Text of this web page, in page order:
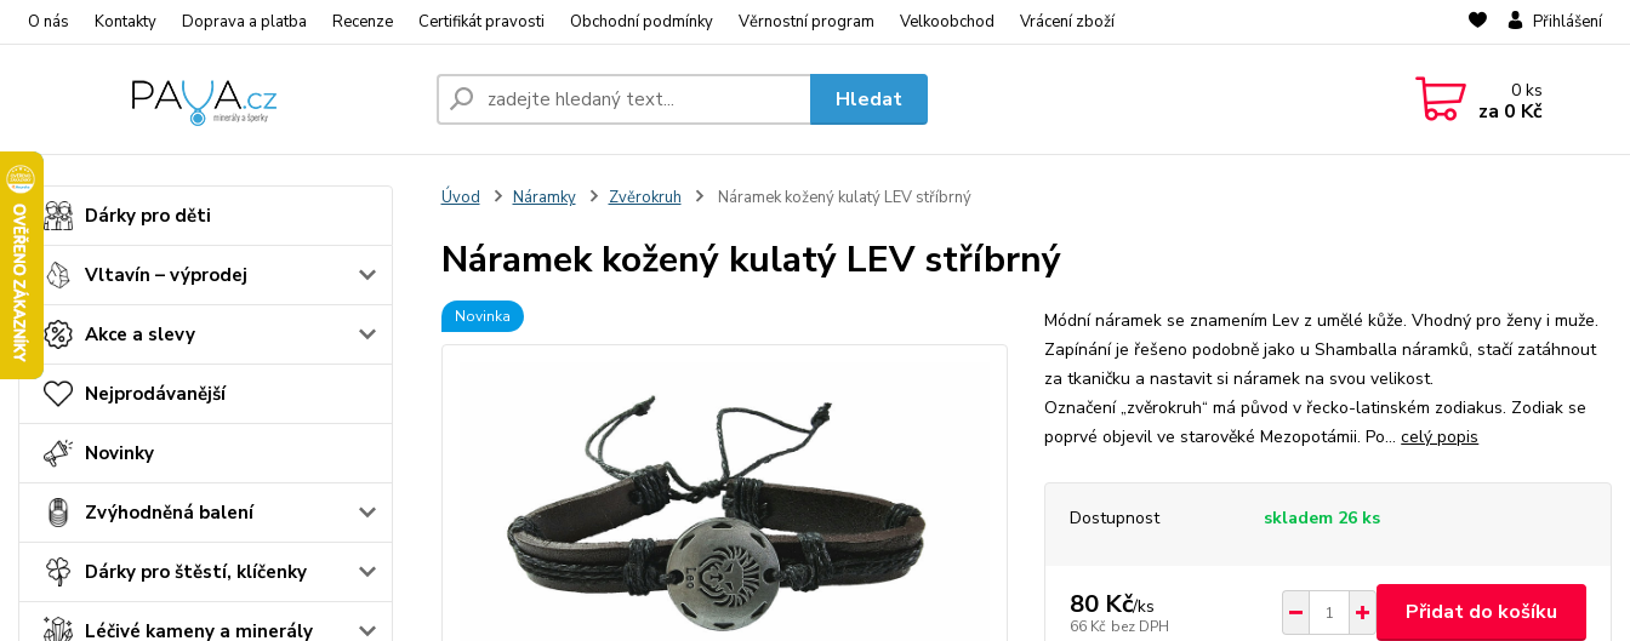
O nás Kontakty Doprava a platba Recenze Certifikát pravosti Obchodní podmínky Věrnostní program Velkoobchod Vrácení zboží Přihlášení
Hledat 0 ks
za 0 Kč
Dárky pro děti
Vltavín – výprodej
Akce a slevy
Nejprodávanější
Novinky
Zvýhodněná balení
Dárky pro štěstí, klíčenky
Léčivé kameny a minerály
Úvod Náramky Zvěrokruh Náramek kožený kulatý LEV stříbrný
Náramek kožený kulatý LEV stříbrný
Novinka
Módní náramek se znamením Lev z umělé kůže. Vhodný pro ženy i muže.
Zapínání je řešeno podobně jako u Shamballa náramků, stačí zatáhnout
za tkaničku a nastavit si náramek na svou velikost.
Označení „zvěrokruh“ má původ v řecko-latinském zodiakus. Zodiak se
poprvé objevil ve starověké Mezopotámii. Po...celý popis
Dostupnost skladem 26 ks
80 Kč/ks
66 Kč bez DPH
Přidat do košíku